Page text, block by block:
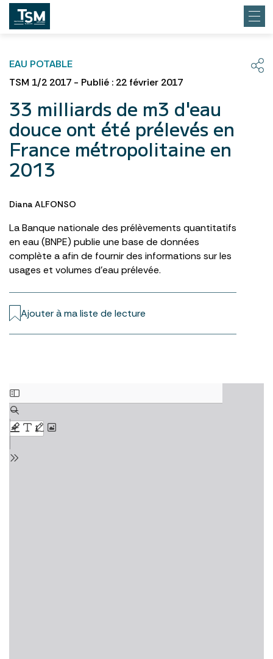
EAU POTABLE
TSM 1/2 2017 - Publié : 22 février 2017
33 milliards de m3 d'eau
douce ont été prélevés en
France métropolitaine en
2013
Diana ALFONSO
La Banque nationale des prélèvements quantitatifs
en eau (BNPE) publie une base de données
complète a afin de fournir des informations sur les
usages et volumes d’eau prélevée.
Ajouter à ma liste de lecture